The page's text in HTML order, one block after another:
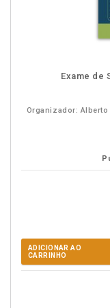
Exame de
Organizador:
ADICIONAR AO
CARRINHO